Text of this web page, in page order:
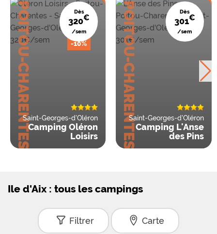
POITOU-CHARENTES Dès
320€
/sem
-10%
Saint-Georges-d'Oléron
Camping Oléron
Loisirs
POITOU-CHARENTES Dès
301€
/sem
Saint-Georges-d'Oléron
Camping L'Anse
des Pins
Ile d'Aix : tous les campings
Filtrer Carte